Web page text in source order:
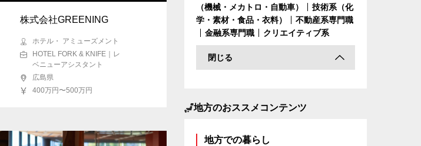
株式会社GREENING
ホテル・ アミューズメント
HOTEL FORK & KNIFE｜レ
ベニューアシスタント
広島県
400万円〜500万円
（機械・メカトロ・自動車）
技術系（化
学・素材・食品・衣料）
不動産系専門職
金融系専門職
クリエイティブ系
閉じる
地方のおススメコンテンツ
地方での暮らし